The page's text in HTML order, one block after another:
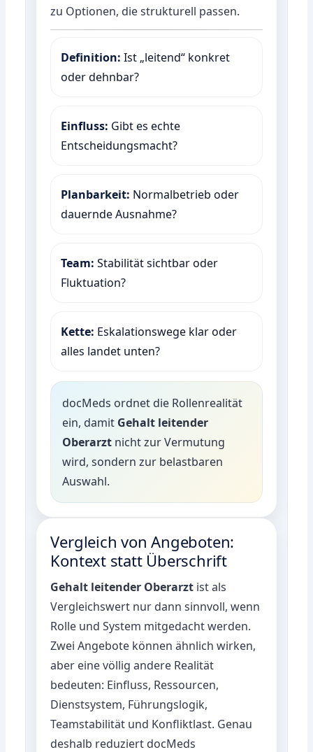
zu Optionen, die strukturell passen.
Definition: Ist „leitend“ konkret
oder dehnbar?
Einfluss: Gibt es echte
Entscheidungsmacht?
Planbarkeit: Normalbetrieb oder
dauernde Ausnahme?
Team: Stabilität sichtbar oder
Fluktuation?
Kette: Eskalationswege klar oder
alles landet unten?
docMeds ordnet die Rollenrealität
ein, damit Gehalt leitender
Oberarzt nicht zur Vermutung
wird, sondern zur belastbaren
Auswahl.
Vergleich von Angeboten:
Kontext statt Überschrift
Gehalt leitender Oberarzt ist als
Vergleichswert nur dann sinnvoll, wenn
Rolle und System mitgedacht werden.
Zwei Angebote können ähnlich wirken,
aber eine völlig andere Realität
bedeuten: Einfluss, Ressourcen,
Dienstsystem, Führungslogik,
Teamstabilität und Konfliktlast. Genau
deshalb reduziert docMeds